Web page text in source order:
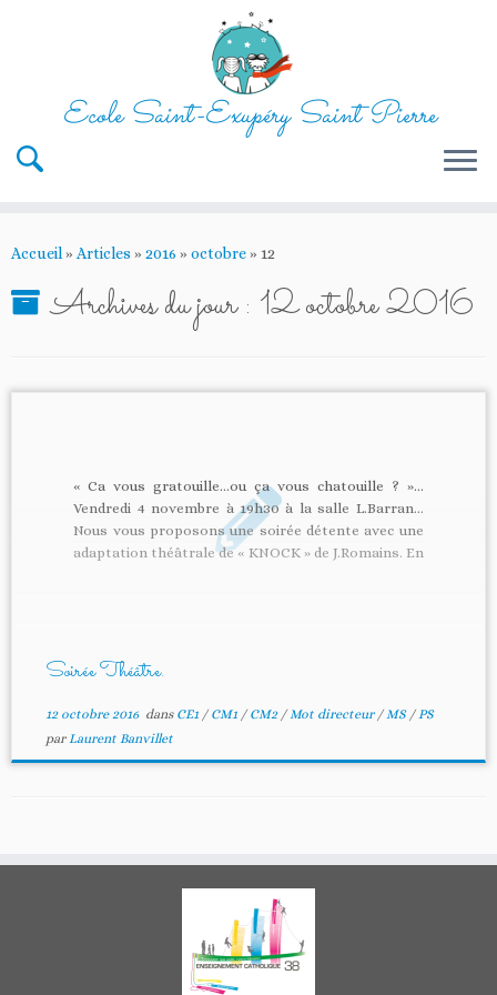
au
Ecole Saint-Exupéry Saint Pierre
Accueil » Articles » 2016 » octobre» 12
Archives du jour : 12 octobre 2016
« Ca vous gratouille…ou ça vous chatouille ? »…
Vendredi 4 novembre à 19h30 à la salle L.Barran…
Nous vous proposons une soirée détente avec une
adaptation théâtrale de « KNOCK » de J.Romains. En
Soirée Théâtre.
12 octobre 2016dans CE1 / CM1 / CM2 /Mot directeur /MS /PS
parLaurent Banvillet